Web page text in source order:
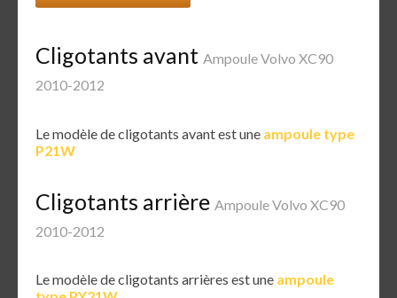
Cligotants avant Ampoule Volvo XC90
2010-2012
Le modèle de cligotants avant est une ampoule type
P21W
Cligotants arrière Ampoule Volvo XC90
2010-2012
Le modèle de cligotants arrières est une ampoule